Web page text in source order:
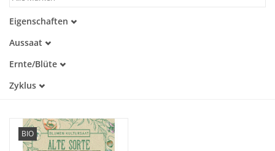
Geschenkideen
Katalog
Eigenschaften
Alte Sorte
Warmkeimer
Aussaat
April
Ernte/Blüte
August
Zyklus
BIO